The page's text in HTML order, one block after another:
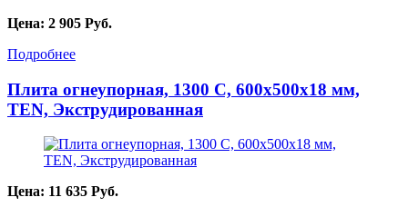
Цена: 2 905 Руб.
Подробнее
Плита огнеупорная, 1300 С, 600х500х18 мм,
TEN, Экструдированная
Цена: 11 635 Руб.